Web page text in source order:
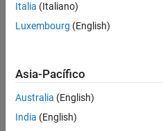
Italia (Italiano)
Luxembourg (English)
Asia-Pacífico
Australia (English)
India (English)